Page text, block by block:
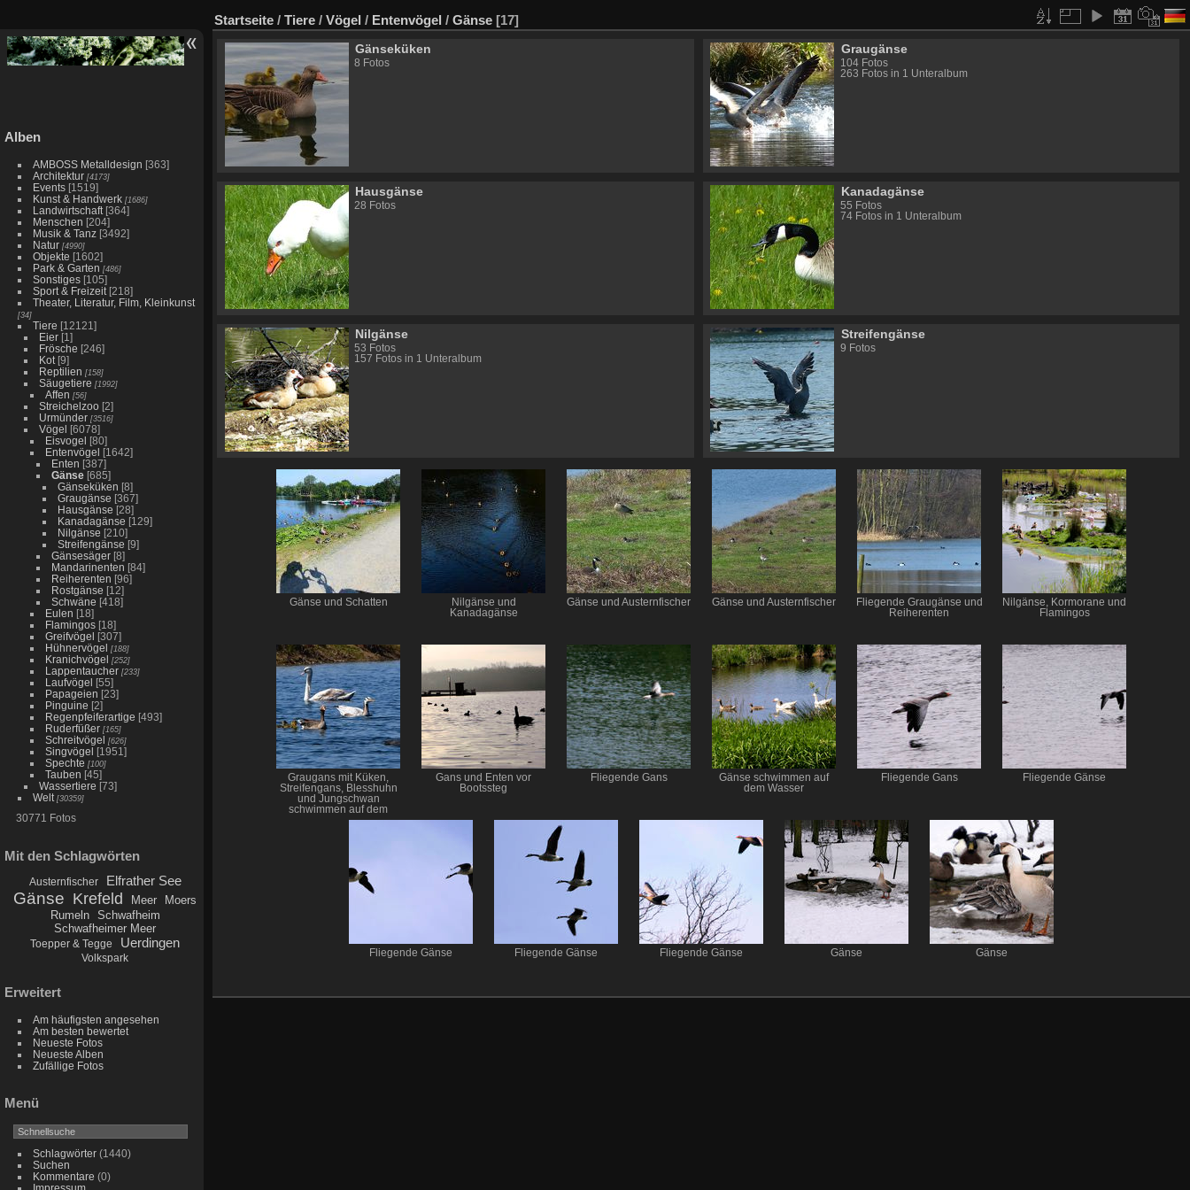
Alben
AMBOSS Metalldesign [363]
Architektur [4173]
Events [1519]
Kunst & Handwerk [1686]
Landwirtschaft [364]
Menschen [204]
Musik & Tanz [3492]
Natur [4990]
Objekte [1602]
Park & Garten [486]
Sonstiges [105]
Sport & Freizeit [218]
Theater, Literatur, Film, Kleinkunst
[34]
Tiere [12121]
Eier [1]
Frösche [246]
Kot [9]
Reptilien [158]
Säugetiere [1992]
Affen [56]
Streichelzoo [2]
Urmünder [3516]
Vögel [6078]
Eisvogel [80]
Entenvögel [1642]
Enten [387]
Gänse [685]
Gänseküken [8]
Graugänse [367]
Hausgänse [28]
Kanadagänse [129]
Nilgänse [210]
Streifengänse [9]
Gänsesäger [8]
Mandarinenten [84]
Reiherenten [96]
Rostgänse [12]
Schwäne [418]
Eulen [18]
Flamingos [18]
Greifvögel [307]
Hühnervögel [188]
Kranichvögel [252]
Lappentaucher [233]
Laufvögel [55]
Papageien [23]
Pinguine [2]
Regenpfeiferartige [493]
Ruderfüßer [165]
Schreitvögel [626]
Singvögel [1951]
Spechte [100]
Tauben [45]
Wassertiere [73]
Welt [30359]
30771 Fotos
Mit den Schlagwörten
Austernfischer Elfrather See
Gänse Krefeld Meer
Moers
Rumeln
Schwafheim
Schwafheimer Meer
Toepper & Tegge Uerdingen
Volkspark
Erweitert
Am häufigsten angesehen
Am besten bewertet
Neueste Fotos
Neueste Alben
Zufällige Fotos
Menü
Schlagwörter(1440)
Suchen
Kommentare (0)
Startseite / Tiere / Vögel / Entenvögel / Gänse [17]
Gänseküken
8 Fotos
Graugänse
104 Fotos
263 Fotos in 1 Unteralbum
Hausgänse
28 Fotos
Kanadagänse
55 Fotos
74 Fotos in 1 Unteralbum
Nilgänse
53 Fotos
157 Fotos in 1 Unteralbum
Streifengänse
9 Fotos
Gänse und Schatten
Nilgänse und
Kanadagänse
Gänse und Austernfischer Gänse und Austernfischer
Fliegende Graugänse und
Reiherenten
Nilgänse, Kormorane und
Flamingos
Graugans mit Küken,
Streifengans, Blesshuhn
und Jungschwan
schwimmen auf dem
Wasser
Gans und Enten vor
Bootssteg
Fliegende Gans
Gänse schwimmen auf
dem Wasser
Fliegende Gans Fliegende Gänse
Fliegende Gänse Fliegende Gänse Fliegende Gänse Gänse Gänse